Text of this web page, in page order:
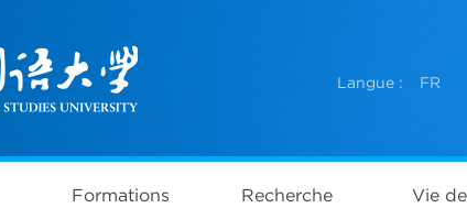
Langue : FR
Formations Recherche Vie